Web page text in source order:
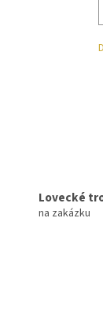
Lovecké
na zakázku